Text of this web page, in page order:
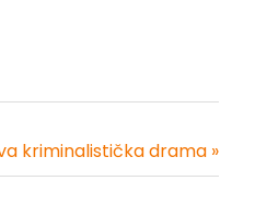
kriminalistička drama »